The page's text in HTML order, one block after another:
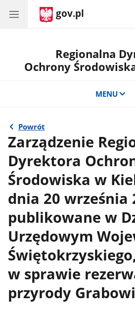
gov.pl
Regionalna
Ochrony
MENU
Powrót
Zarządzenie
Dyrektora
Środowiska w
dnia 20 września
publikowane w
Urzędowym
w sprawie
przyrody